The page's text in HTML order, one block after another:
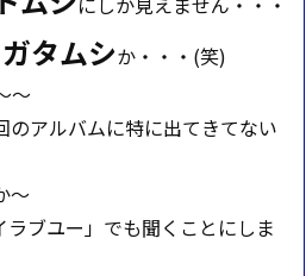
タムシか・・・(笑)
～
のアルバムに特に出てきてない
～
ラブユー」でも聞くことにしま